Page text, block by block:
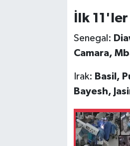
İlk 11'ler
Senegal:
Camara,
Irak: Basil,
Bayesh,